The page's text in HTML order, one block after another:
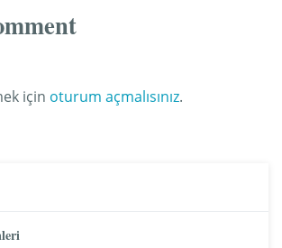
için oturum açmalısınız.